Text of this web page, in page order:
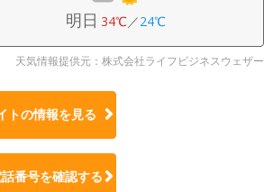
明日 34℃／24℃
天気情報提供元：株式会社ライフビジネスウェザー
トの情報を見る
番号を確認する